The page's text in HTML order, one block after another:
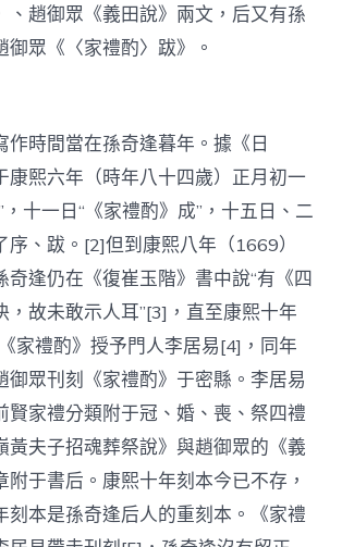
、趙御眾《義田說》兩文，后又有孫
御眾《〈家禮酌〉跋》。
作時間當在孫奇逢暮年。據《日
康熙六年（時年八十四歲）正月初一
，十一日“《家禮酌》成”，十五日、二
序、跋。[2]但到康熙八年（1669）
奇逢仍在《復崔玉階》書中說“有《四
，故未敢示人耳”[3]，直至康熙十年
家禮酌》授予門人李居易[4]，同年
御眾刊刻《家禮酌》于密縣。李居易
賢家禮分類附于冠、婚、喪、祭四禮
黃夫子招魂葬祭說》與趙御眾的《義
附于書后。康熙十年刻本今已不存，
刻本是孫奇逢后人的重刻本。《家禮